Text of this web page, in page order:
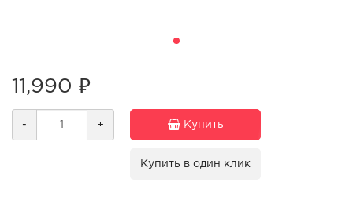
11,990 ₽
- + Купить
Купить в один клик